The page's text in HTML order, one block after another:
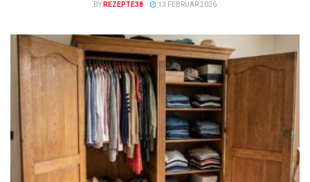
BY REZEPTE38 13 FEBRUAR 2026